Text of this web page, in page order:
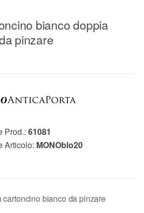
bianco doppia
pinzare
Prod.: 61081
Articolo: MONOblo20
bianco da pinzare